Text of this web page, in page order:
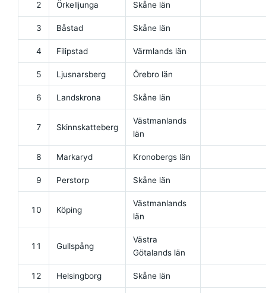
2 Örkelljunga Skåne län
3 Båstad Skåne län
4 Filipstad Värmlands län
5 Ljusnarsberg Örebro län
6 Landskrona Skåne län
7 Skinnskatteberg
Västmanlands
län
8 Markaryd Kronobergs län
9 Perstorp Skåne län
10 Köping
Västmanlands
län
11 Gullspång
Västra
Götalands län
12 Helsingborg Skåne län